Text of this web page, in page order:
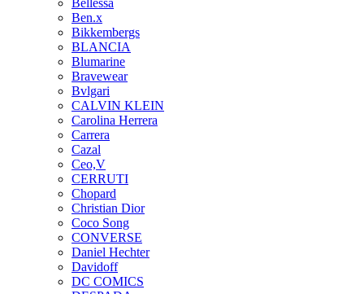
Bellessa
Ben.x
Bikkembergs
BLANCIA
Blumarine
Bravewear
Bvlgari
CALVIN KLEIN
Carolina Herrera
Carrera
Cazal
Ceo,V
CERRUTI
Chopard
Christian Dior
Coco Song
CONVERSE
Daniel Hechter
Davidoff
DC COMICS